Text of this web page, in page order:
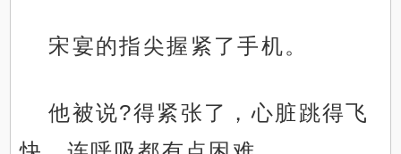
宋宴的指尖握紧了手机。
他被说?得紧张了，心脏跳得飞